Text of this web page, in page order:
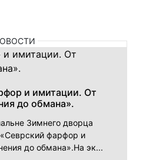
и имитации. От
до обмана».
Зимнего дворца
фарфор и
до обмана».На эк...